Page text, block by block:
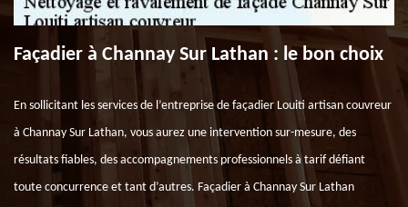
Façadier à Channay Sur Lathan : le bon choix
En sollicitant les services de l’entreprise de façadier Louiti artisan couvreur
à Channay Sur Lathan, vous aurez une intervention sur-mesure, des
résultats fiables, des accompagnements professionnels à tarif défiant
toute concurrence et tant d’autres. Façadier à Channay Sur Lathan